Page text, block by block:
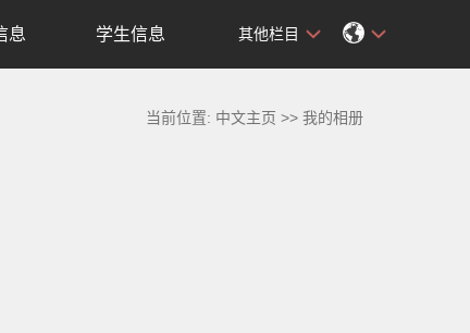
息 学生信息 其他栏目
当前位置: 中文主页 >>我的相册